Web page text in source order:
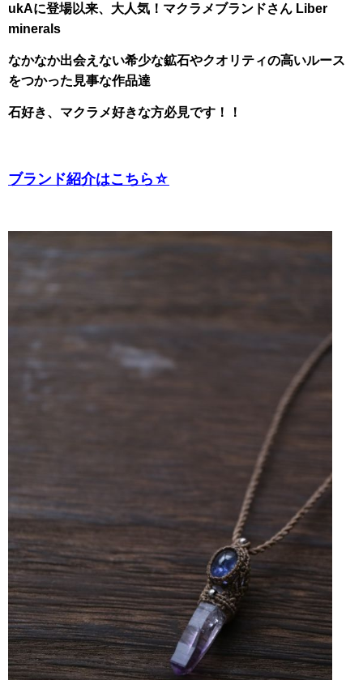
ukAに登場以来、大人気！マクラメブランドさん Liber
minerals
なかなか出会えない希少な鉱石やクオリティの高いルース
をつかった見事な作品達
石好き、マクラメ好きな方必見です！！
ブランド紹介はこちら☆